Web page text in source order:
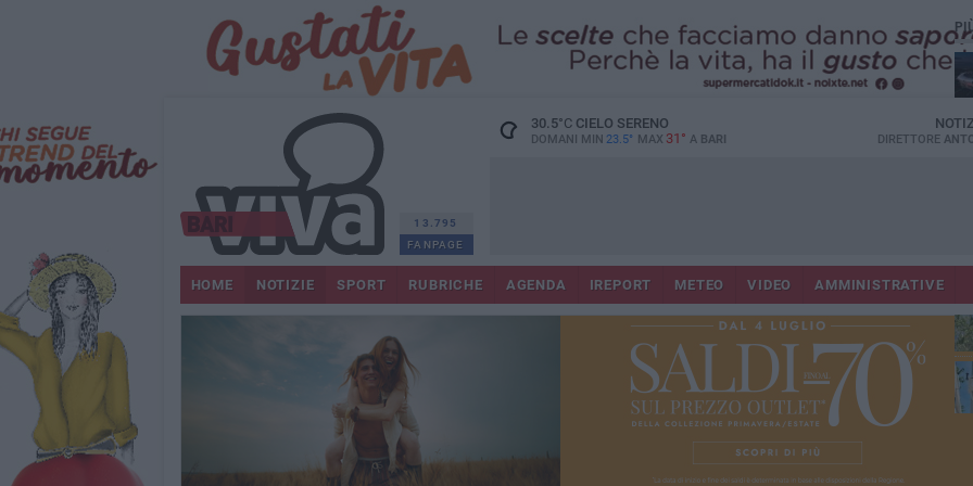
13.795
FANPAGE
30.5°CCIELO SERENO
DOMANI MIN 23.5° MAX 31° A BARI DIRETTORE
HOME NOTIZIE SPORT RUBRICHE AGENDA IREPORT METEO VIDEO AMMINISTRATIVE